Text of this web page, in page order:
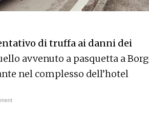
di truffa ai danni dei
avvenuto a pasquetta a
nel complesso dell’hotel